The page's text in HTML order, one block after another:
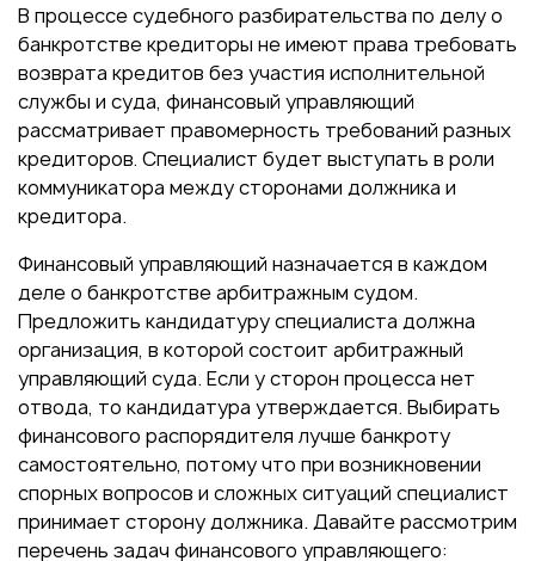
В процессе судебного разбирательства по делу о
банкротстве кредиторы не имеют права требовать
возврата кредитов без участия исполнительной
службы и суда, финансовый управляющий
рассматривает правомерность требований разных
кредиторов. Специалист будет выступать в роли
коммуникатора между сторонами должника и
кредитора.
Финансовый управляющий назначается в каждом
деле о банкротстве арбитражным судом.
Предложить кандидатуру специалиста должна
организация, в которой состоит арбитражный
управляющий суда. Если у сторон процесса нет
отвода, то кандидатура утверждается. Выбирать
финансового распорядителя лучше банкроту
самостоятельно, потому что при возникновении
спорных вопросов и сложных ситуаций специалист
принимает сторону должника. Давайте рассмотрим
перечень задач финансового управляющего: